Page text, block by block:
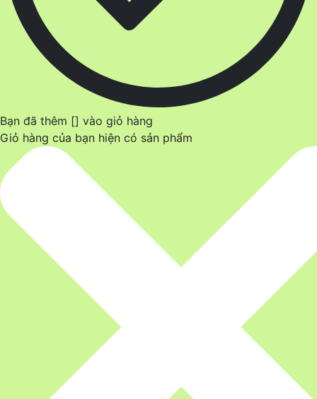
Bạn đã thêm [] vào giỏ hàng
Giỏ hàng của bạn hiện có sản phẩm